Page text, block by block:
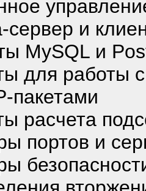
сервер и
MySQL и
для работы
пакетами
расчета
портов и